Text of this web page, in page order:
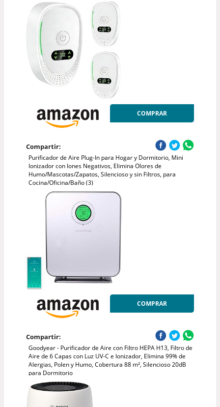
COMPRAR
Compartir:
Purificador de Aire Plug-In para Hogar y Dormitorio, Mini
Ionizador con Iones Negativos, Elimina Olores de
Humo/Mascotas/Zapatos, Silencioso y sin Filtros, para
Cocina/Oficina/Baño (3)
COMPRAR
Compartir:
Goodyear - Purificador de Aire con Filtro HEPA H13, Filtro de
Aire de 6 Capas con Luz UV-C e Ionizador, Elimina 99% de
Alergias, Polen y Humo, Cobertura 88 m², Silencioso 20dB
para Dormitorio